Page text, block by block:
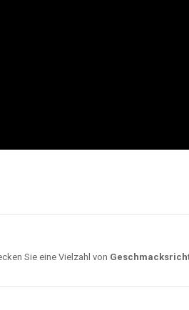
Sie eine Vielzahl von